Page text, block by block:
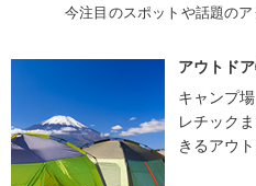
今注目のスポットや話題の
アウトド
キャンプ
レチック
きるアウ